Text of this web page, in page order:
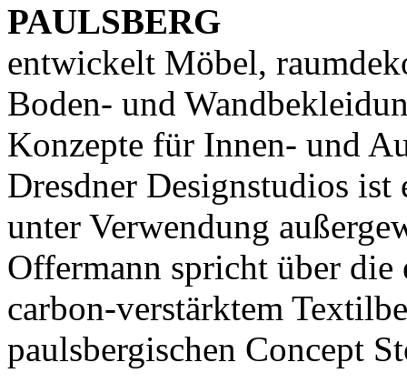
PAULSBERG
entwickelt Möbel,
Boden- und
Konzepte für Innen- und
Dresdner Designstudios
unter Verwendung
Offermann spricht über
carbon-verstärktem
paulsbergischen Concept